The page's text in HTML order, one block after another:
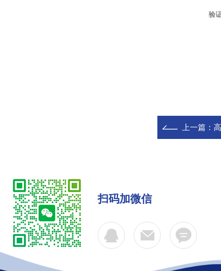
验
上一篇：
扫码加微信